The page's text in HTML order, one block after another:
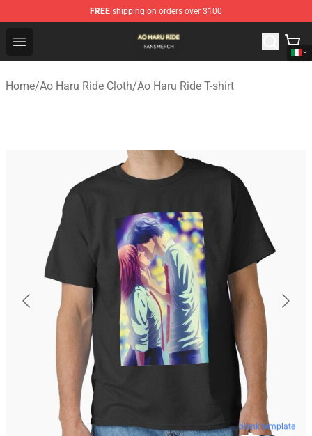
FREE shipping on orders over $100
Open menu
Ao Haru Ride Shop - Official Ao Haru Ride Merchandise
Home/Ao Haru Ride Cloth/Ao Haru Ride T-shirt
blank template